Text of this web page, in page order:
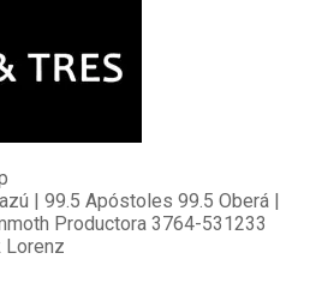
| 99.5 Apóstoles 99.5 Oberá |
Productora 3764-531233
Lorenz